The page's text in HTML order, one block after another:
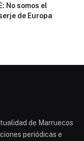
No somos el
de Europa
de Marruecos
periódicas e